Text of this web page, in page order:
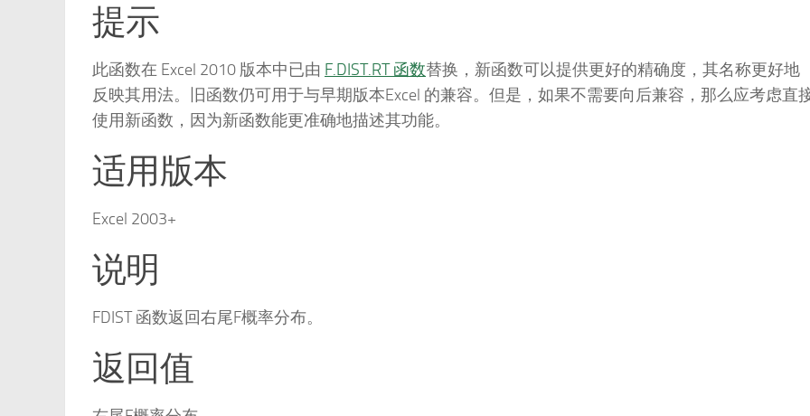
提示
此函数在 Excel 2010 版本中已由 F.DIST.RT 函数替换，新函数可以提供更好的精确度，其名称更好地
反映其用法。旧函数仍可用于与早期版本Excel 的兼容。但是，如果不需要向后兼容，那么应考虑直
使用新函数，因为新函数能更准确地描述其功能。
适用版本
Excel 2003+
说明
FDIST 函数返回右尾F概率分布。
返回值